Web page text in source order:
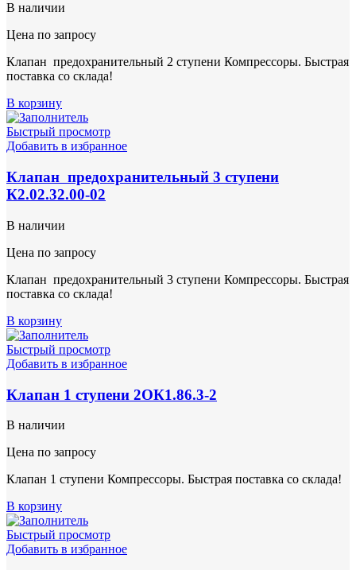
В наличии
Цена по запросу
Клапан предохранительный 2 ступени Компрессоры. Быстрая
поставка со склада!
В корзину
Быстрый просмотр
Добавить в избранное
Клапан предохранительный 3 ступени
К2.02.32.00-02
В наличии
Цена по запросу
Клапан предохранительный 3 ступени Компрессоры. Быстрая
поставка со склада!
В корзину
Быстрый просмотр
Добавить в избранное
Клапан 1 ступени 2ОК1.86.3-2
В наличии
Цена по запросу
Клапан 1 ступени Компрессоры. Быстрая поставка со склада!
В корзину
Быстрый просмотр
Добавить в избранное